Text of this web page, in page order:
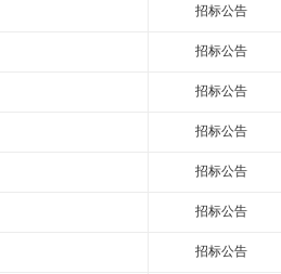
招标公告
招标公告
招标公告
招标公告
招标公告
招标公告
招标公告